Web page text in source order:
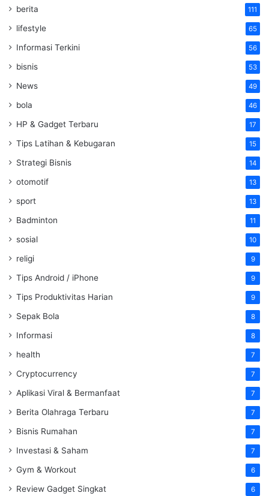
berita 111
lifestyle 65
Informasi Terkini 56
bisnis 53
News 49
bola 46
HP & Gadget Terbaru 17
Tips Latihan & Kebugaran 15
Strategi Bisnis 14
otomotif 13
sport 13
Badminton 11
sosial 10
religi 9
Tips Android / iPhone 9
Tips Produktivitas Harian 9
Sepak Bola 8
Informasi 8
health 7
Cryptocurrency 7
Aplikasi Viral & Bermanfaat 7
Berita Olahraga Terbaru 7
Bisnis Rumahan 7
Investasi & Saham 7
Gym & Workout 6
Review Gadget Singkat 6